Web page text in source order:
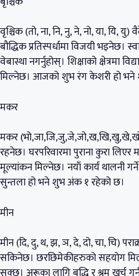
वृश्चिक (तो, ना, नि, नु, ने, नो, या, यि,
बौद्धिक प्रतिस्पर्धामा विजयी भइनेछ।
वेबास्था नगर्नुहोस्। शिक्षाको क्षेत्रमा
मिल्नेछ। आजको शुभ रंग केशरी हो
मकर
मकर
रहनेछ। घरपरिवारमा पुराना कुरा
मूल्यांकन मिल्नेछ। नयाँ कार्य थालनी
सुन्तला हो भने शुभ अंक १ रहेको छ।
मीन
मीन (दि, दु, थ, झ, ञ, दे, दो, चा, चि)
सकिनेछ। छरछिमेकीहरुको सहयोग